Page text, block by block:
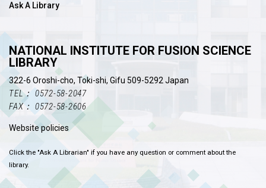
Ask A Library
NATIONAL INSTITUTE FOR FUSION SCIENCE
LIBRARY
322-6 Oroshi-cho, Toki-shi, Gifu 509-5292 Japan
TEL： 0572-58-2047
FAX： 0572-58-2606
Website policies
Click the "Ask A Librarian" if you have any question or comment about the
library.